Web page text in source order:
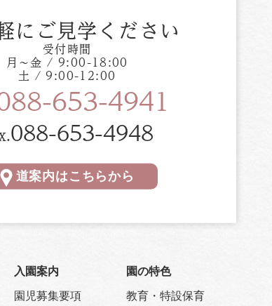
にご見学ください
受付時間
月〜金 / 9:00-18:00
土 / 9:00-12:00
653-4941
088-653-4948
道案内はこちらから
入園案内
園児募集要項
園の特色
教育・特設保育